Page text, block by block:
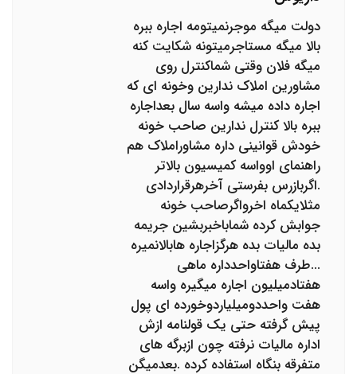
دولت میگه موجرنمیتومه اجاره ببره
بالا میگه مستاجرمیتونه شکایت کنه
میگه فلان وقتی شماکنترل روی
مشاورین املاک ندارین وخونه ای که
اجاره داده میشه واسه سال بعداجاره
ببره بالا کنترل ندارین صاحب خونه
خودش قوانینی داره مشاوراملاک هم
راهنمای اوواسه کمیسیون بالاتر
.اگربازرس بفرستی آخرهرقراردادی
مثلایکماه اخرواگرصاحب خونه
جوابش کرده شماباخبربشین جریمه
بده مالیات بده هرگزاجاره هابالانمیره
...طرف هفتاواحدداره ماهی
هفتادمیلیون اجاره میگیره واسه
هفت واحددومیلیاردوخورده ای پول
پیش گرفته حتی یک قولنامه ازش
اداره مالیات نرفته چون ازبرگه های
متفرقه بنگاه استفاده کرده .بعدمیگن